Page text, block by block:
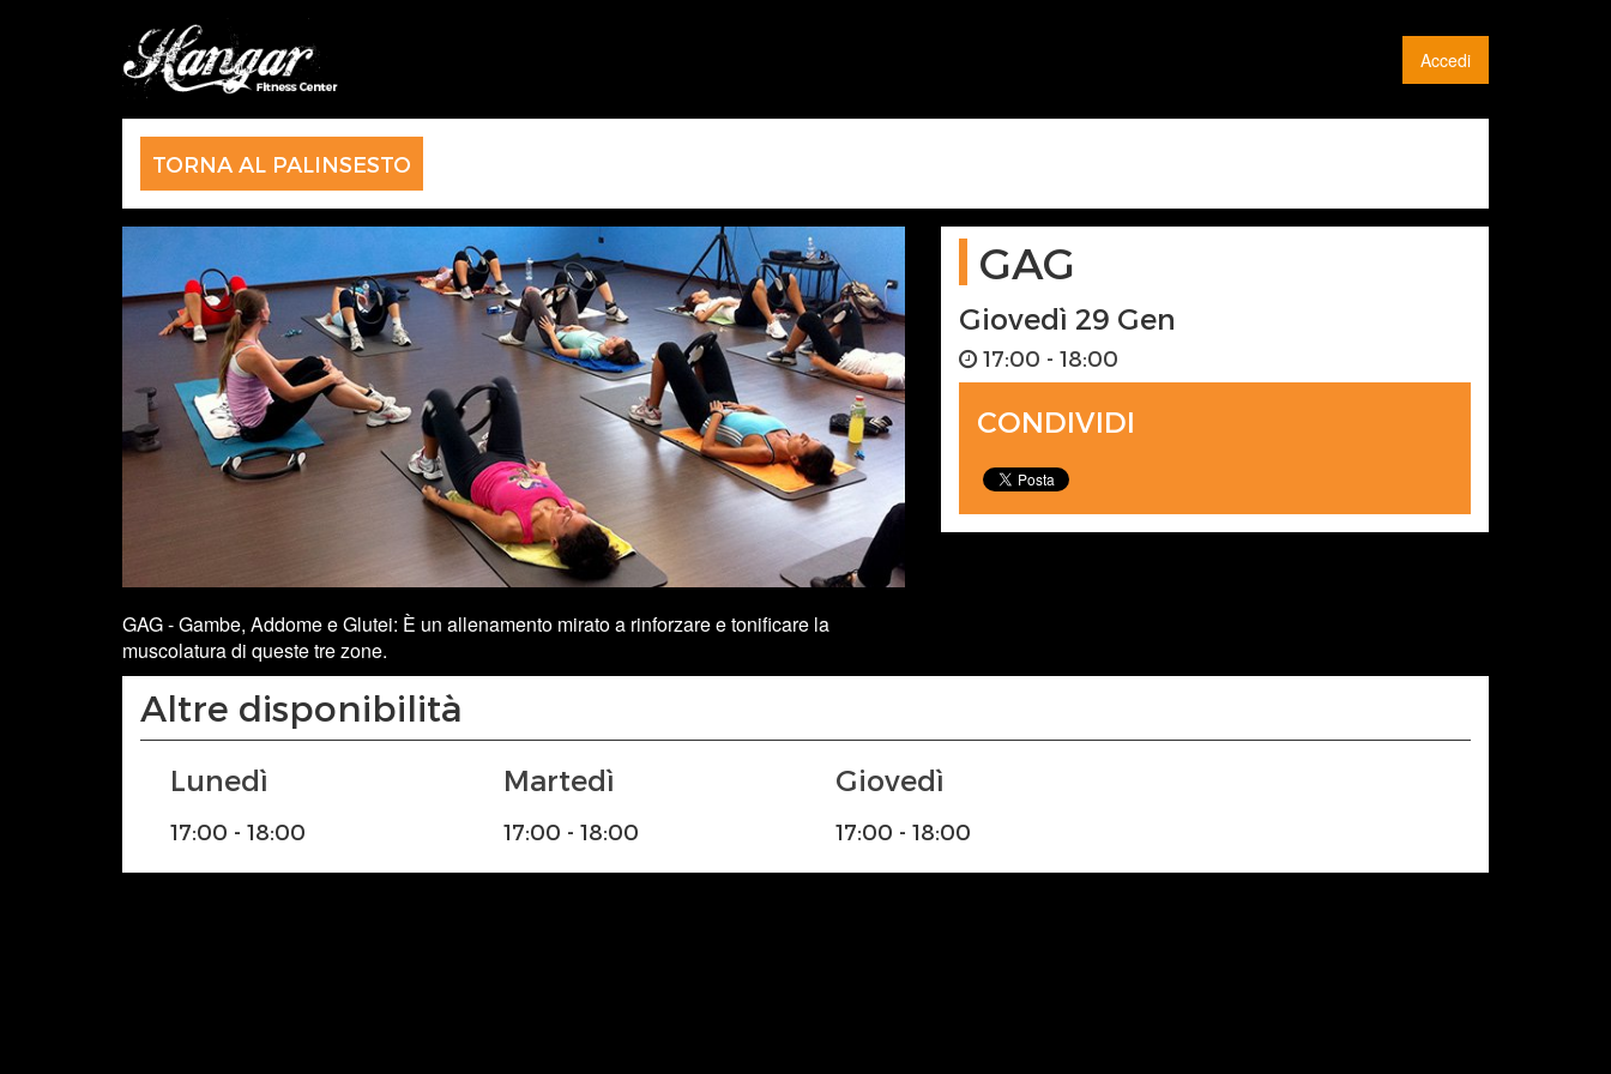
Accedi
TORNA AL PALINSESTO
GAG - Gambe, Addome e Glutei: È un allenamento mirato a rinforzare e tonificare la
muscolatura di queste tre zone.
GAG
Giovedì 29 Gen
17:00 - 18:00
CONDIVIDI
Altre disponibilità
Lunedì
17:00 - 18:00
Martedì
17:00 - 18:00
Giovedì
17:00 - 18:00